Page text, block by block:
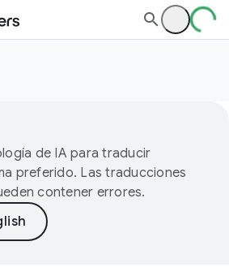
de IA para traducir
preferido. Las traducciones
contener errores.